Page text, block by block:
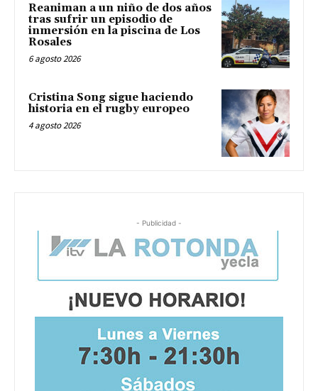
Reaniman a un niño de dos años
tras sufrir un episodio de
inmersión en la piscina de Los
Rosales
6 agosto 2026
Cristina Song sigue haciendo
historia en el rugby europeo
4 agosto 2026
- Publicidad -